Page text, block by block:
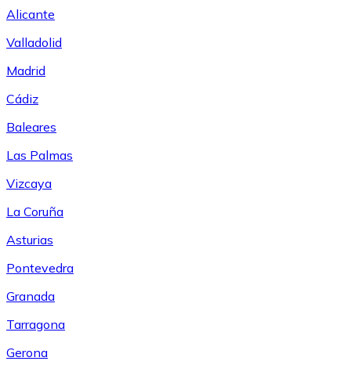
Alicante
Valladolid
Madrid
Cádiz
Baleares
Las Palmas
Vizcaya
La Coruña
Asturias
Pontevedra
Granada
Tarragona
Gerona